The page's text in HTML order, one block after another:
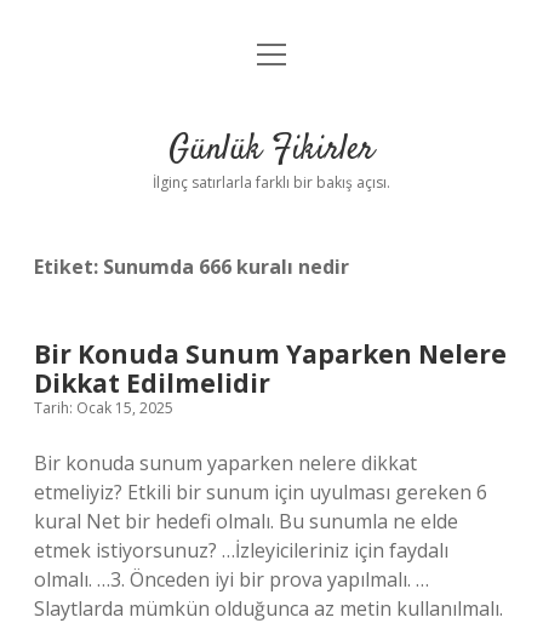
Anasayfa
Yasal Uyarı
menüyü
Günlük Fikirler
İlginç satırlarla farklı bir bakış açısı.
Etiket: Sunumda 666 kuralı nedir
Bir Konuda Sunum Yaparken Nelere
Dikkat Edilmelidir
Tarih: Ocak 15, 2025
Bir konuda sunum yaparken nelere dikkat
etmeliyiz? Etkili bir sunum için uyulması gereken 6
kural Net bir hedefi olmalı. Bu sunumla ne elde
etmek istiyorsunuz? …İzleyicileriniz için faydalı
olmalı. …3. Önceden iyi bir prova yapılmalı. …
Slaytlarda mümkün olduğunca az metin kullanılmalı.